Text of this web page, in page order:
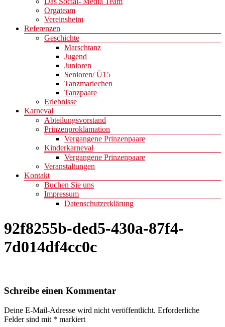
Orgateam
Vereinsheim
Referenzen
Geschichte
Marschtanz
Jugend
Junioren
Senioren/ Ü15
Tanzmariechen
Tanzpaare
Erlebnisse
Karneval
Abteilungsvorstand
Prinzenproklamation
Vergangene Prinzenpaare
Kinderkarneval
Vergangene Prinzenpaare
Veranstaltungen
Kontakt
Buchen Sie uns
Impressum
Datenschutzerklärung
92f8255b-ded5-430a-87f4-
7d014df4cc0c
Schreibe einen Kommentar
Deine E-Mail-Adresse wird nicht veröffentlicht. Erforderliche
Felder sind mit * markiert